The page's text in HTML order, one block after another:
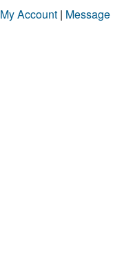
My Account |